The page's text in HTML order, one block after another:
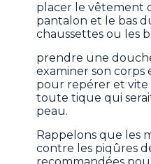
placer le vêtement
pantalon et le bas
chaussettes ou les
prendre une
examiner son corps
pour repérer et vite
toute tique qui
peau.
Rappelons que les
contre les piqûres